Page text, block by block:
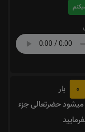
0
بار
حضرتعالی جزء